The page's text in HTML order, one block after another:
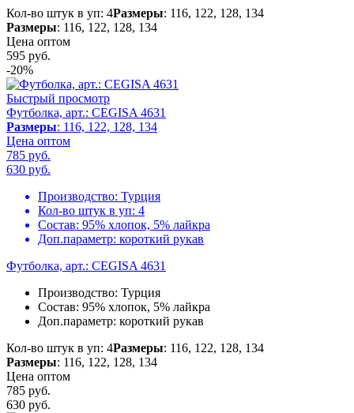
Кол-во штук в уп: 4Размеры: 116, 122, 128, 134
Размеры: 116, 122, 128, 134
Цена оптом
595 руб.
-20%
Быстрый просмотр
Футболка, арт.: CEGISA 4631
Размеры: 116, 122, 128, 134
Цена оптом
785 руб.
630 руб.
Производство: Турция
Кол-во штук в уп: 4
Состав: 95% хлопок, 5% лайкра
Доп.параметр: короткий рукав
Футболка, арт.: CEGISA 4631
Производство: Турция
Состав: 95% хлопок, 5% лайкра
Доп.параметр: короткий рукав
Кол-во штук в уп: 4Размеры: 116, 122, 128, 134
Размеры: 116, 122, 128, 134
Цена оптом
785 руб.
630 руб.